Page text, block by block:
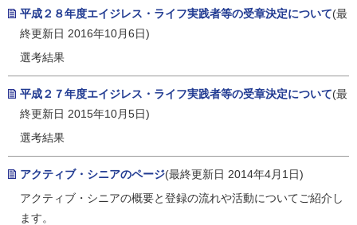
平成２８年度エイジレス・ライフ実践者等の受章決定について(最
終更新日 2016年10月6日)
選考結果
平成２７年度エイジレス・ライフ実践者等の受章決定について(最
終更新日 2015年10月5日)
選考結果
アクティブ・シニアのページ(最終更新日 2014年4月1日)
アクティブ・シニアの概要と登録の流れや活動についてご紹介し
ます。